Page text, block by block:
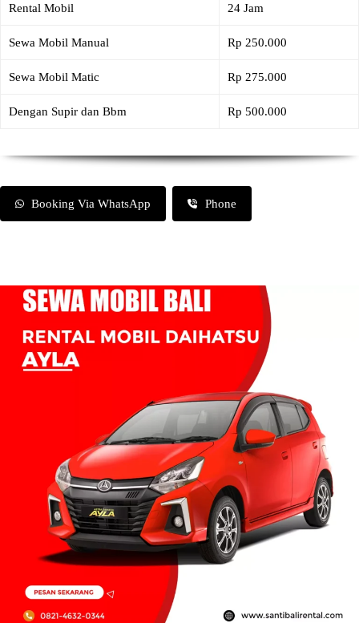
Rental Mobil 24 Jam
Sewa Mobil Manual Rp 250.000
Sewa Mobil Matic Rp 275.000
Dengan Supir dan Bbm Rp 500.000
Booking Via WhatsApp Phone